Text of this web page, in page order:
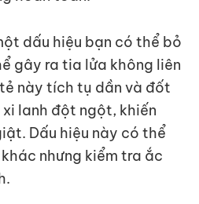
dấu hiệu bạn có thể bỏ
gây ra tia lửa không liên
này tích tụ dần và đốt
lanh đột ngột, khiến
Dấu hiệu này có thể
nhưng kiểm tra ắc